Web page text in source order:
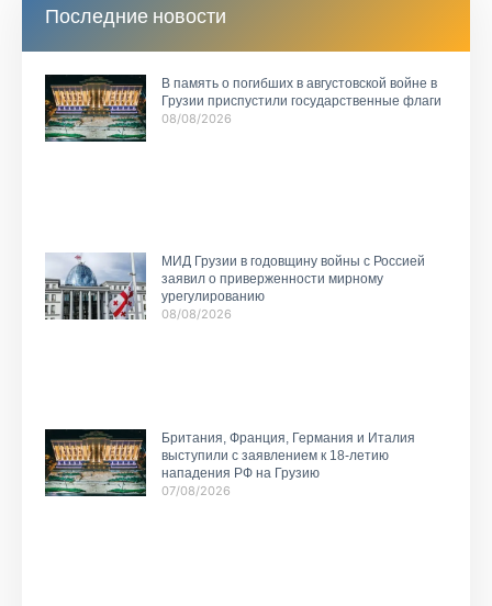
Последние новости
В память о погибших в августовской войне в
Грузии приспустили государственные флаги
08/08/2026
МИД Грузии в годовщину войны с Россией
заявил о приверженности мирному
урегулированию
08/08/2026
Британия, Франция, Германия и Италия
выступили с заявлением к 18-летию
нападения РФ на Грузию
07/08/2026